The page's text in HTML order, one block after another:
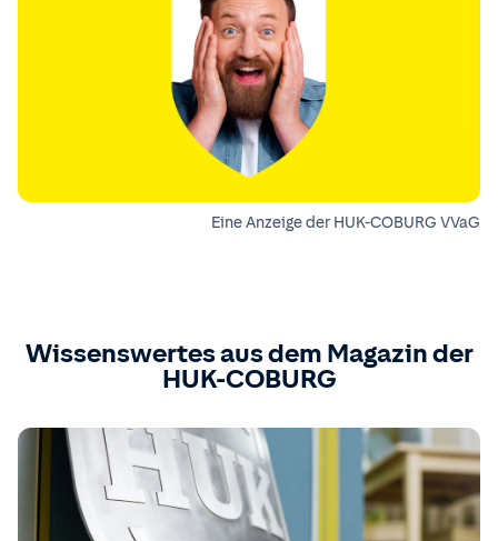
Eine Anzeige der HUK-COBURG VVaG
Wissenswertes aus dem Magazin der
HUK-COBURG